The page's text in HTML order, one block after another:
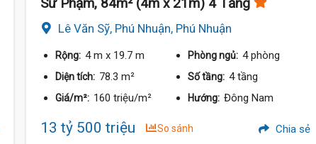
Lê Văn Sỹ, Phú Nhuận, Phú Nhuận
Rộng: 4 m x 19.7 m Phòng ngủ: 4 phòng
Diện tích: 78.3 m² Số tầng: 4 tầng
Giá/m²: 160 triệu/m² Hướng: Đông Nam
13 tỷ 500 triệu So sánh Chia sẻ